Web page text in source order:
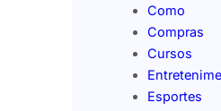
Como
Compras
Cursos
Esportes